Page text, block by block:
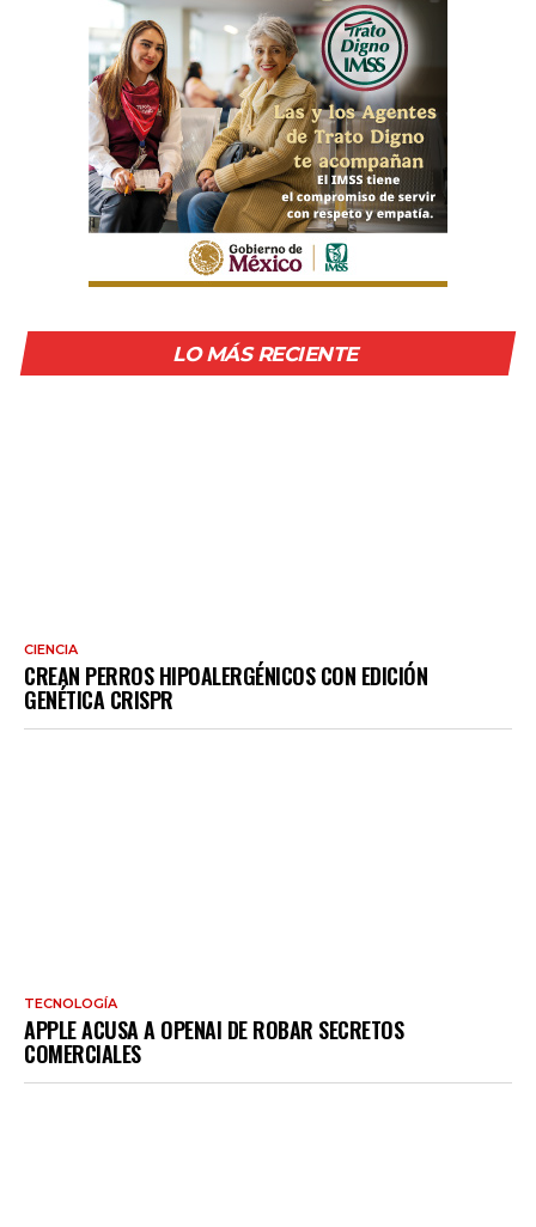
LO MÁS RECIENTE
CIENCIA
CREAN PERROS HIPOALERGÉNICOS CON EDICIÓN
GENÉTICA CRISPR
TECNOLOGÍA
APPLE ACUSA A OPENAI DE ROBAR SECRETOS
COMERCIALES